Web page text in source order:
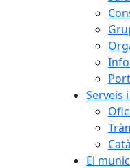
Serveis
El